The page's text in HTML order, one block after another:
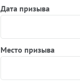
Дата призыва
Место призыва